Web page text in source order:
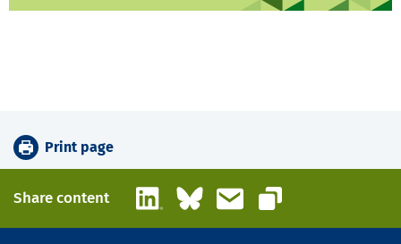
Print page
Share content LinkedInBlueskyEmail
Copy link